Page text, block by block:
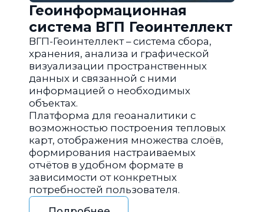
Геоинформационная
система ВГП Геоинтеллект
ВГП-Геоинтеллект – система сбора,
хранения, анализа и графической
визуализации пространственных
данных и связанной с ними
информацией о необходимых
объектах.
Платформа для геоаналитики с
возможностью построения тепловых
карт, отображения множества слоёв,
формирования настраиваемых
отчётов в удобном формате в
зависимости от конкретных
потребностей пользователя.